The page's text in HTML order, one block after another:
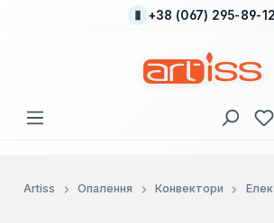
Перейти до основного вмісту
+38 (067) 295-89-12
Artiss Опалення Конвектори